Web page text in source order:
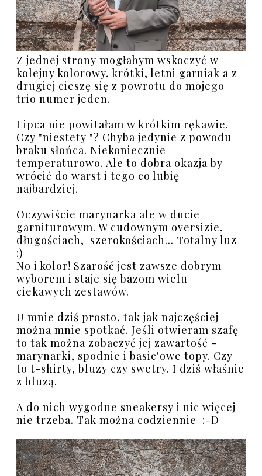
Z jednej strony mogłabym wskoczyć w
kolejny kolorowy, krótki, letni garniak a z
drugiej cieszę się z powrotu do mojego
trio numer jeden.
Lipca nie powitałam w krótkim rękawie.
Czy "niestety "? Chyba jedynie z powodu
braku słońca. Niekoniecznie
temperaturowo. Ale to dobra okazja by
wrócić do warst i tego co lubię
najbardziej.
Oczywiście marynarka ale w ducie
garniturowym. W cudownym oversizie,
długościach, szerokościach... Totalny luz
:)
No i kolor! Szarość jest zawsze dobrym
wyborem i staje się bazom wielu
ciekawych zestawów.
U mnie dziś prosto, tak jak najczęściej
można mnie spotkać. Jeśli otwieram szafę
to tak można zobaczyć jej zawartość -
marynarki, spodnie i basic'owe topy. Czy
to t-shirty, bluzy czy swetry. I dziś właśnie
z bluzą.
A do nich wygodne sneakersy i nic więcej
nie trzeba. Tak można codziennie :-D